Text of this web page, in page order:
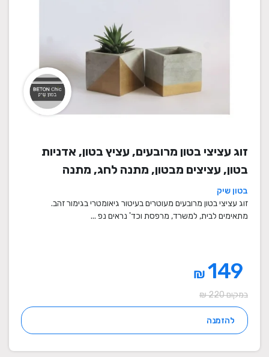
זוג עציצי בטון מרובעים, עציץ בטון, אדניות
בטון, עציצים מבטון, מתנה לחג, מתנה
לעובדים, מתנות לחנוכת בית, עציצים מתנה,
מתנה, מתנות מיוחדות
בטון שיק
זוג עציצי בטון מרובעים מעוטרים בעיטור גיאומטרי בגימור זהב.
מתאימים לבית, למשרד, מרפסת וכד' נראים נפ ...
₪
במקום 220 ₪
להזמנה